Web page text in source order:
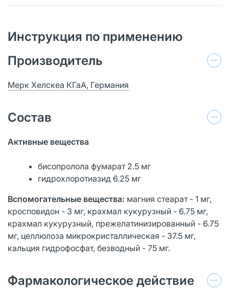
Инструкция по применению
Производитель
Мерк Хелскеа КГаА, Германия
Состав
Активные вещества
бисопролола фумарат 2.5 мг
гидрохлоротиазид 6.25 мг
Вспомогательные вещества: магния стеарат - 1 мг,
кросповидон - 3 мг, крахмал кукурузный - 6.75 мг,
крахмал кукурузный, прежелатинизированный - 6.75
мг, целлюлоза микрокристаллическая - 37.5 мг,
кальция гидрофосфат, безводный - 75 мг.
Фармакологическое действие